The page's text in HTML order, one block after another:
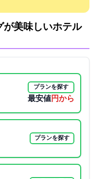
美味しいホテル:
プランを探す
最安値3000円から
プランを探す